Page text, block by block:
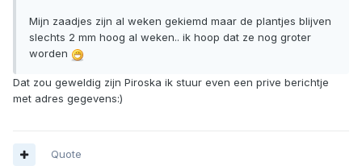
Mijn zaadjes zijn al weken gekiemd maar de plantjes blijven
slechts 2 mm hoog al weken.. ik hoop dat ze nog groter
worden
Dat zou geweldig zijn Piroska ik stuur even een prive berichtje
met adres gegevens:)
Quote